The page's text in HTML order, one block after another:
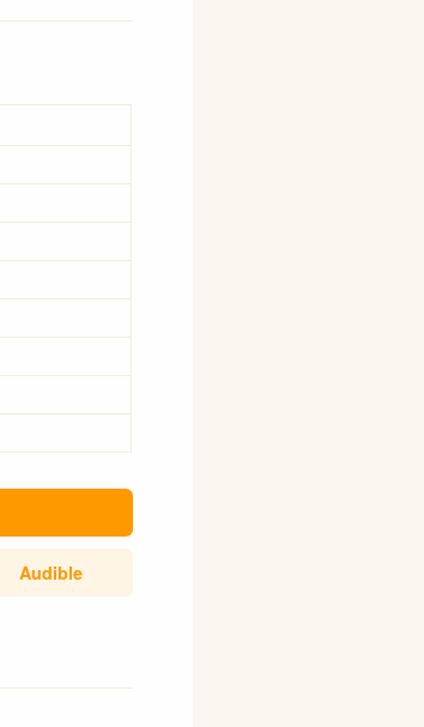
Audible